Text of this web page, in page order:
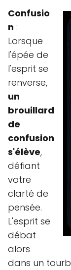
Confusio
n :
Lorsque
l'épée de
l'esprit se
renverse,
un
brouillard
de
confusion
s'élève,
défiant
votre
clarté de
pensée.
L'esprit se
débat
alors
dans un